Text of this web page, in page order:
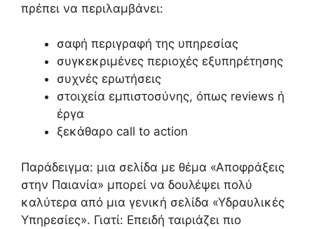
πρέπει να περιλαμβάνει:
σαφή περιγραφή της υπηρεσίας
συγκεκριμένες περιοχές εξυπηρέτησης
συχνές ερωτήσεις
στοιχεία εμπιστοσύνης, όπως reviews ή
έργα
ξεκάθαρο call to action
Παράδειγμα: μια σελίδα με θέμα «Αποφράξεις
στην Παιανία» μπορεί να δουλέψει πολύ
καλύτερα από μια γενική σελίδα «Υδραυλικές
Υπηρεσίες». Γιατί: Επειδή ταιριάζει πιο